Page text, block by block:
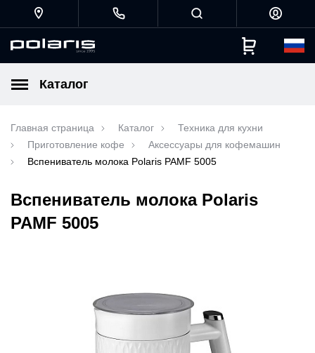
Каталог
Главная страница Каталог
Техника для кухни
Приготовление кофе
Аксессуары для кофемашин
Вспениватель молока Polaris PAMF 5005
Вспениватель молока Polaris
PAMF 5005